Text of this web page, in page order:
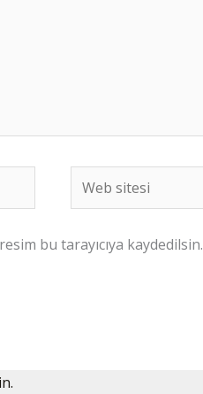
Web
sitesi
bu tarayıcıya kaydedilsin.